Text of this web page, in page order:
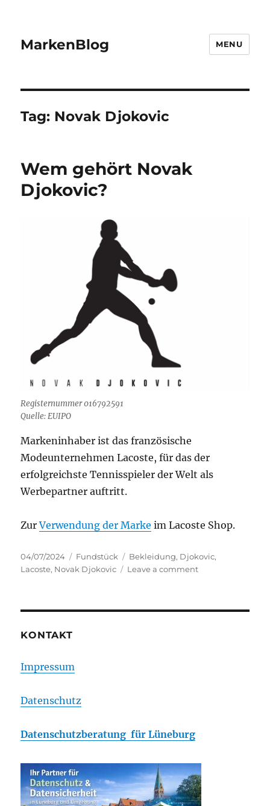
MarkenBlog MENU
Tag: Novak Djokovic
Wem gehört Novak
Djokovic?
Registernummer 016792591
Quelle: EUIPO
Markeninhaber ist das französische
Modeunternehmen Lacoste, für das der
erfolgreichste Tennisspieler der Welt als
Werbepartner auftritt.
ZurVerwendung der Marke im Lacoste Shop.
Posted
on
04/07/2024 Categories
Fundstück Tags
Bekleidung, Djokovic,
Lacoste, Novak Djokovic Leave a commenton
KONTAKT
Impressum
Datenschutz
Datenschutzberatung für Lüneburg